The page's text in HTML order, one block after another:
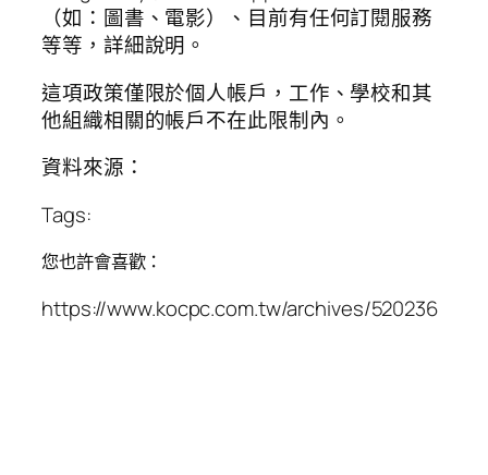
（如：圖書、電影）、目前有任何訂閱服務
等等，詳細說明。
這項政策僅限於個人帳戶，工作、學校和其
他組織相關的帳戶不在此限制內。
資料來源：
Tags:
您也許會喜歡：
https://www.kocpc.com.tw/archives/520236